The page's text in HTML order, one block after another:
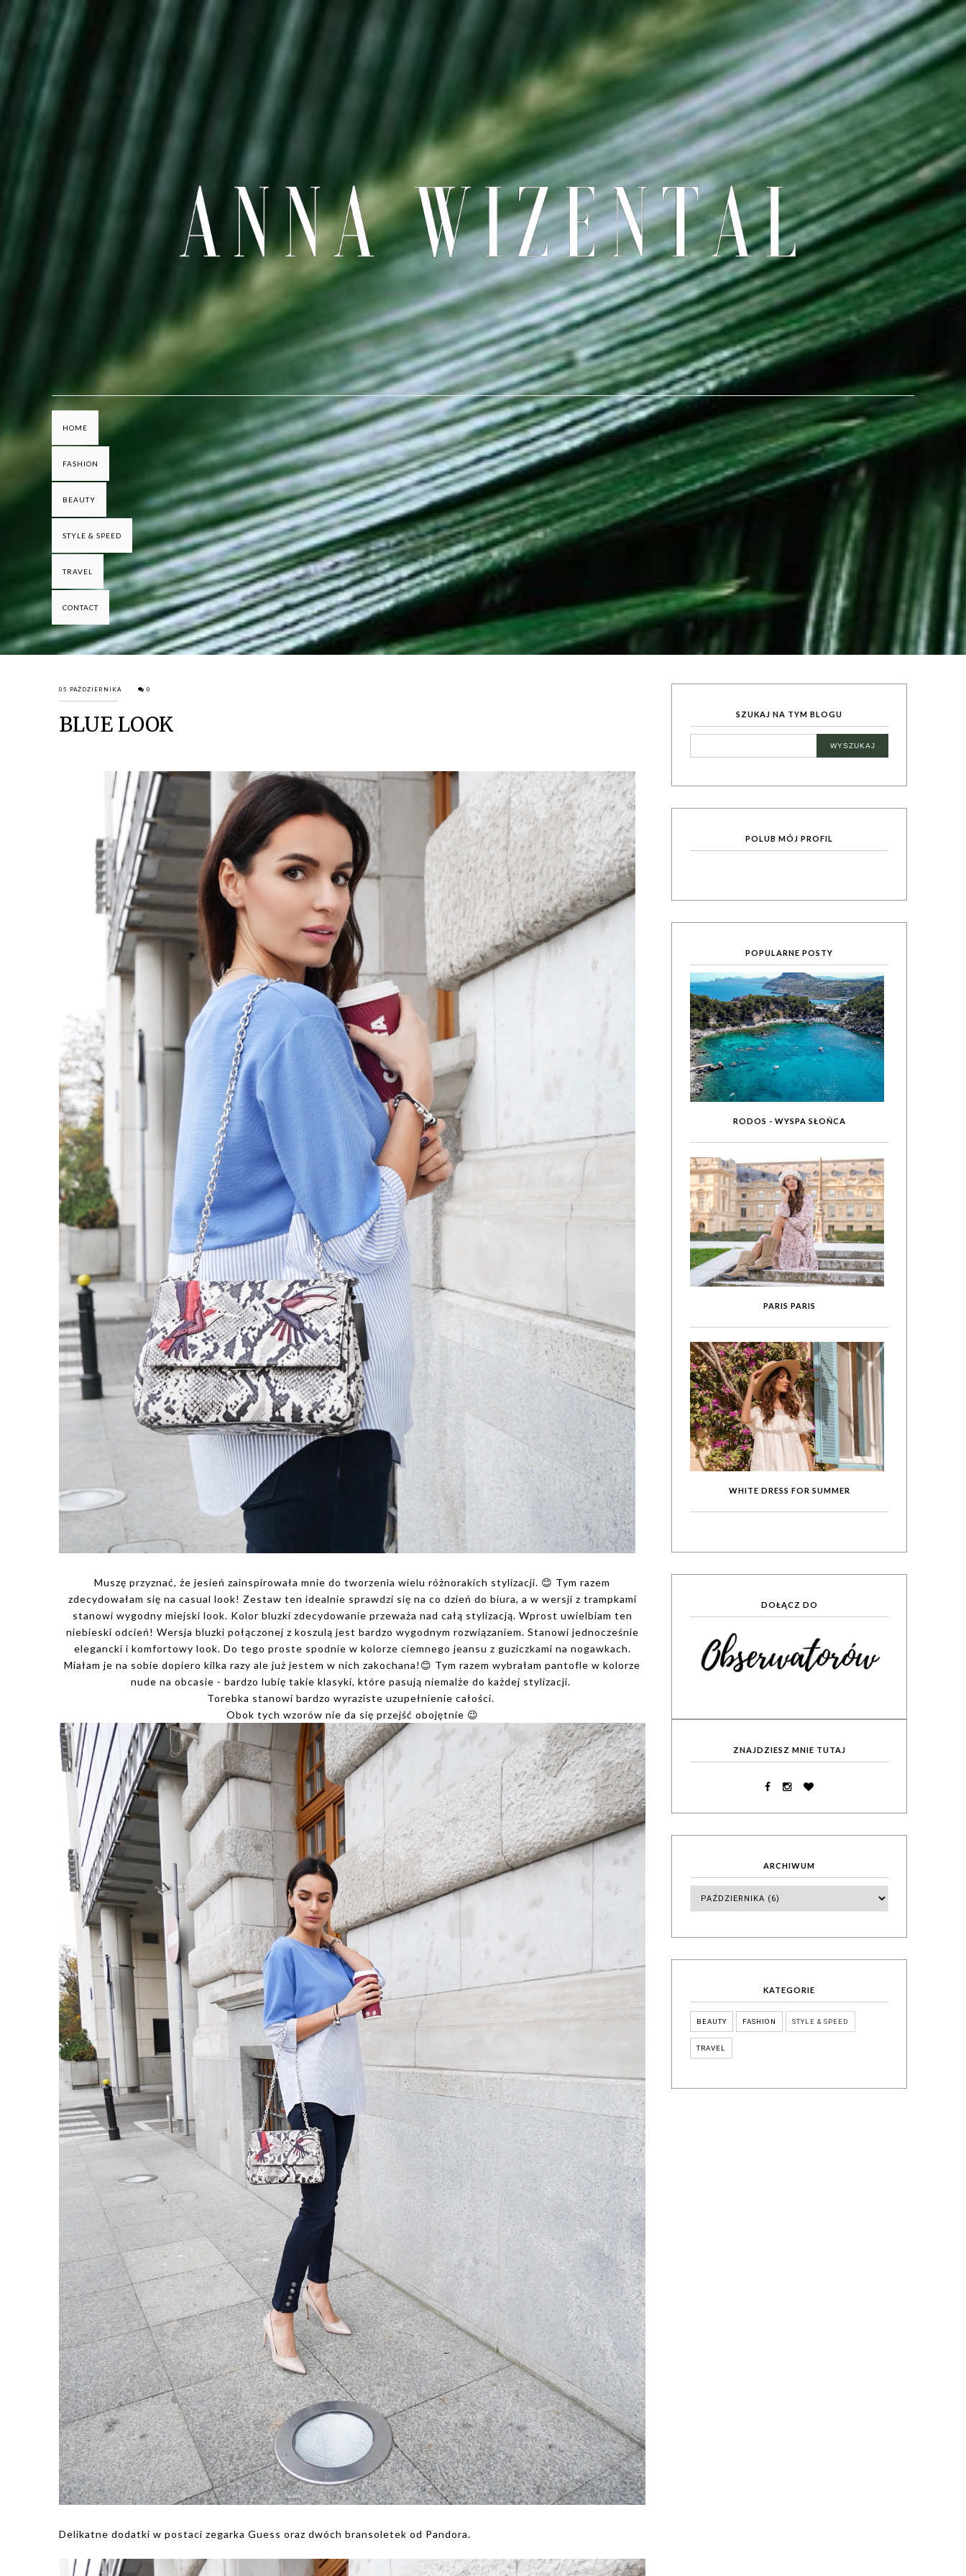
HOME
FASHION
BEAUTY
STYLE & SPEED
TRAVEL
CONTACT
05 PAŹDZIERNIKA 0
BLUE LOOK
Muszę przyznać, że jesień zainspirowała mnie do tworzenia wielu różnorakich stylizacji. 😊 Tym razem
zdecydowałam się na casual look! Zestaw ten idealnie sprawdzi się na co dzień do biura, a w wersji z trampkami
stanowi wygodny miejski look. Kolor bluzki zdecydowanie przeważa nad całą stylizacją. Wprost uwielbiam ten
niebieski odcień! Wersja bluzki połączonej z koszulą jest bardzo wygodnym rozwiązaniem. Stanowi jednocześnie
elegancki i komfortowy look. Do tego proste spodnie w kolorze ciemnego jeansu z guziczkami na nogawkach.
Miałam je na sobie dopiero kilka razy ale już jestem w nich zakochana!😊 Tym razem wybrałam pantofle w kolorze
nude na obcasie - bardzo lubię takie klasyki, które pasują niemalże do każdej stylizacji.
Torebka stanowi bardzo wyraziste uzupełnienie całości.
Obok tych wzorów nie da się przejść obojętnie 😉
Delikatne dodatki w postaci zegarka Guess oraz dwóch bransoletek od Pandora.
SZUKAJ NA TYM BLOGU
POLUB MÓJ PROFIL
POPULARNE POSTY
RODOS - WYSPA SŁOŃCA
PARIS PARIS
WHITE DRESS FOR SUMMER
DOŁĄCZ DO
ZNAJDZIESZ MNIE TUTAJ
ARCHIWUM
KATEGORIE
BEAUTY FASHION STYLE & SPEED
TRAVEL